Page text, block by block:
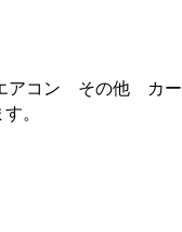
コン その他 カー
。